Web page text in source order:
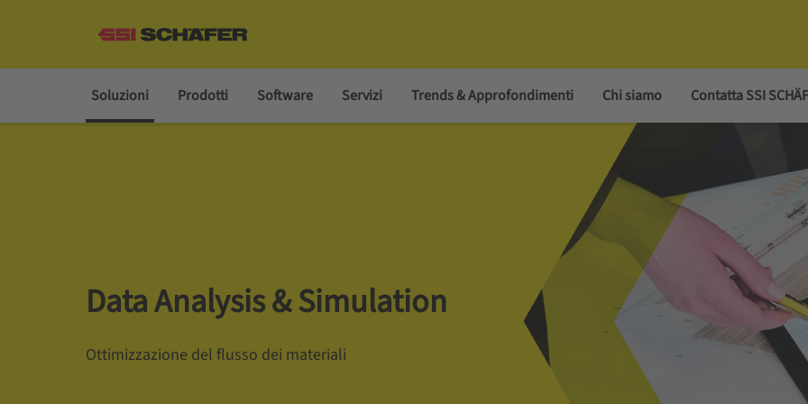
Soluzioni Prodotti Software Servizi Trends & Approfondimenti Chi siamo Contatta SSI
Data Analysis & Simulation
Ottimizzazione del flusso dei materiali